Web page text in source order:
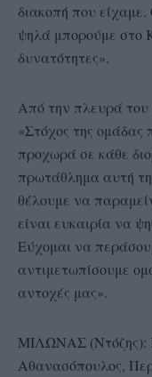
διακοπή που
ψηλά μπορούμε στο
δυνατότητες».
Από την πλευρά
«Στόχος της ομάδας
προχωρά σε κάθε
πρωτάθλημα αυτή τη
θέλουμε να
είναι ευκαιρία να
Εύχομαι να
αντιμετωπίσουμε
αντοχές μας».
ΜΙΛΩΝΑΣ (Ντόζης):
Αθανασόπουλος,